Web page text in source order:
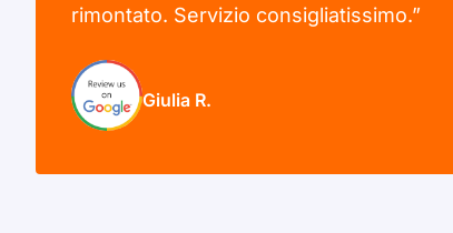
rimontato. Servizio consigliatissimo.”
Giulia R.